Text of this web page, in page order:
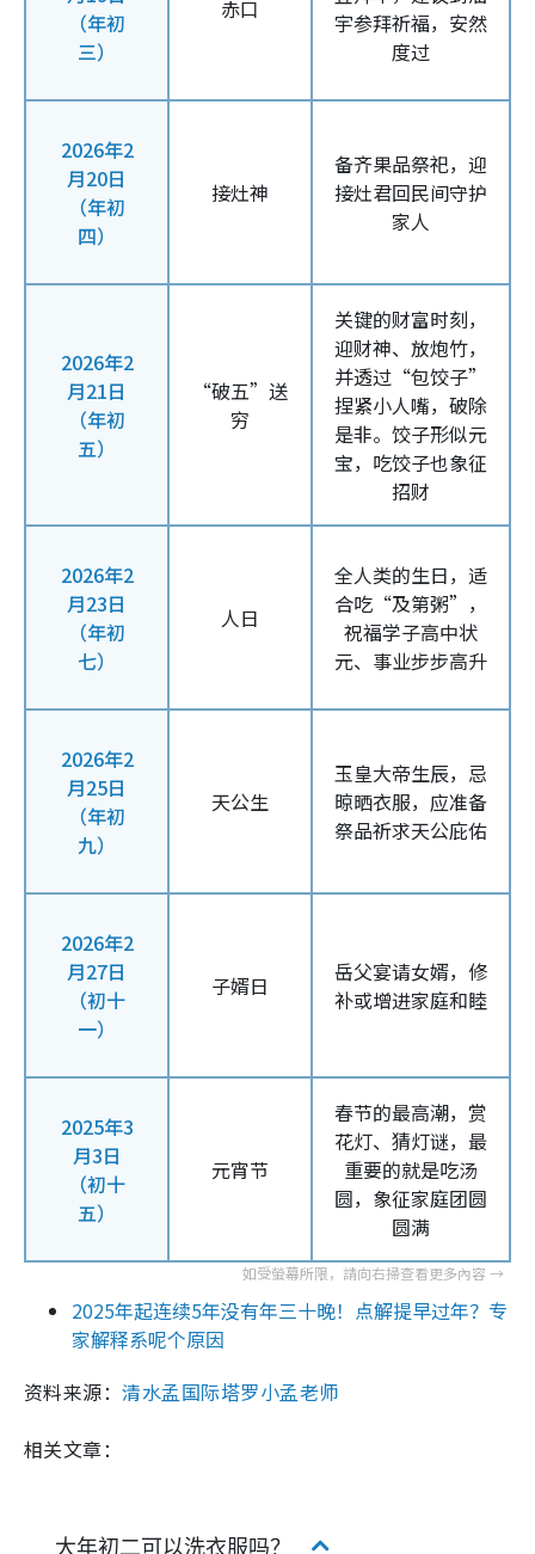
（年初
三）
赤口
宇参拜祈福，安然
度过
2026年2
月20日
（年初
四）
接灶神
备齐果品祭祀，迎
接灶君回民间守护
家人
2026年2
月21日
（年初
五）
“破五”送
穷
关键的财富时刻，
迎财神、放炮竹，
并透过“包饺子”
捏紧小人嘴，破除
是非。饺子形似元
宝，吃饺子也象征
招财
2026年2
月23日
（年初
七）
人日
全人类的生日，适
合吃“及第粥”，
祝福学子高中状
元、事业步步高升
2026年2
月25日
（年初
九）
天公生
玉皇大帝生辰，忌
晾晒衣服，应准备
祭品祈求天公庇佑
2026年2
月27日
（初十
一）
子婿日
岳父宴请女婿，修
补或增进家庭和睦
2025年3
月3日
（初十
五）
元宵节
春节的最高潮，赏
花灯、猜灯谜，最
重要的就是吃汤
圆，象征家庭团圆
圆满
2025年起连续5年没有年三十晚！点解提早过年？专
家解释系呢个原因
资料来源：清水孟国际塔罗小孟老师
相关文章：
大年初二可以洗衣服吗？